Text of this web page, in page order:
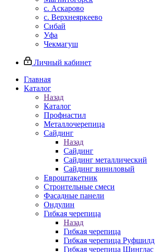
с. Аскарово
с. Верхнеяркеево
Сибай
Уфа
Чекмагуш
Личный кабинет
Главная
Каталог
Назад
Каталог
Профнастил
Металлочерепица
Сайдинг
Назад
Сайдинг
Сайдинг металлический
Сайдинг виниловый
Евроштакетник
Строительные смеси
Фасадные панели
Ондулин
Гибкая черепица
Назад
Гибкая черепица
Гибкая черепица Руфшилд
Гибкая черепица Шинглас